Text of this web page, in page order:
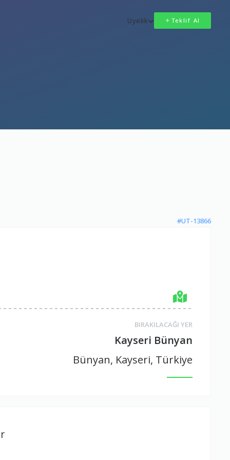
Üyelik Teklif Al
#UT-13866
BIRAKILACAĞI YER
Kayseri Bünyan
Bünyan, Kayseri, Türkiye